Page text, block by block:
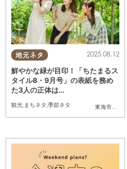
半田市,常滑市,美浜町,南知多町
地元ネタ
東海市
,大府市
2025.08.12
鮮やかな緑が目印！「ちたまるス
タイル8・9月号」の表紙を務め
た3人の正体は…
観光 まちネタ ,季節ネタ